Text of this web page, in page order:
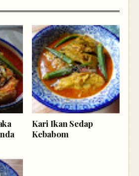
Kari Ikan Sedap
Kebabom